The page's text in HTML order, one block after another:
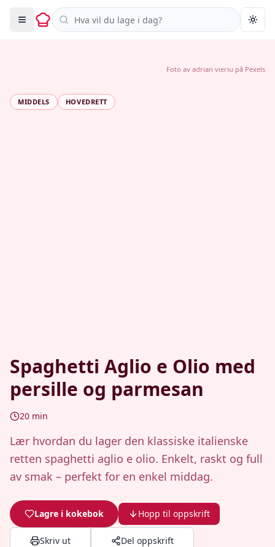
Søk i oppskrifter
MIDDELS HOVEDRETT
Spaghetti Aglio e Olio med
persille og parmesan
20 min
Lær hvordan du lager den klassiske italienske
retten spaghetti aglio e olio. Enkelt, raskt og full
av smak – perfekt for en enkel middag.
Lagre i kokebok Hopp til oppskrift
Skriv ut Del oppskrift
Foto av adrian vieriu på Pexels